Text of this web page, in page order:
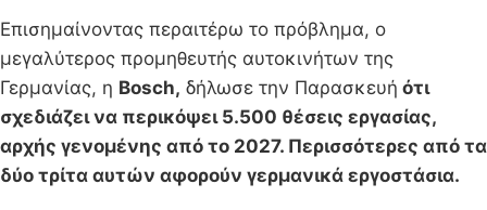
Επισημαίνοντας περαιτέρω το πρόβλημα, ο
μεγαλύτερος προμηθευτής αυτοκινήτων της
Γερμανίας, η Bosch, δήλωσε την Παρασκευή ότι
σχεδιάζει να περικόψει 5.500 θέσεις εργασίας,
αρχής γενομένης από το 2027. Περισσότερες από τα
δύο τρίτα αυτών αφορούν γερμανικά εργοστάσια.